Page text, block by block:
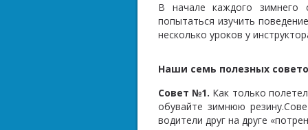
В начале каждого зимнего
попытаться изучить
несколько уроков у
Наши семь полезных
Совет №1. Как только
обувайте зимнюю
водители друг на друге